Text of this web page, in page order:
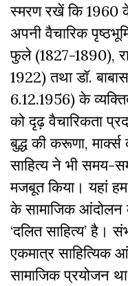
स्मरण रखें कि 1960
अपनी वैचारिक
फुले (1827-1890),
1922) तथा डॉ.
6.12.1956) के
को दृढ़ वैचारिकता
बुद्ध की करूणा, मार्क्स
साहित्य ने भी समय-
मजबूत किया। यहां
के सामाजिक आंदोलन
‘दलित साहित्य’
एकमात्र
सामाजिक प्रयोजन